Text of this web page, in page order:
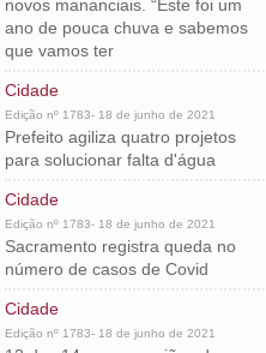
novos mananciais. “Este foi um
ano de pouca chuva e sabemos
que vamos ter
Cidade
Edição nº 1783- 18 de junho de 2021
Prefeito agiliza quatro projetos
para solucionar falta d'água
Cidade
Edição nº 1783- 18 de junho de 2021
Sacramento registra queda no
número de casos de Covid
Cidade
Edição nº 1783- 18 de junho de 2021